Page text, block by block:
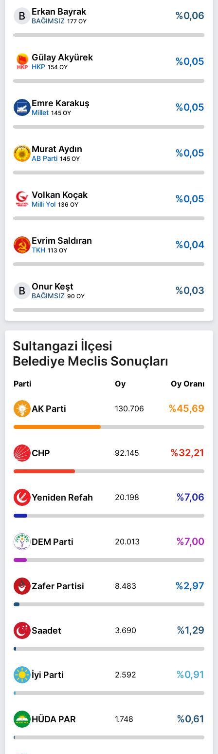
Erkan Bayrak
BAĞIMSIZ 177 OY %0,06
Gülay Akyürek
HKP 154 OY %0,05
Emre Karakuş
Millet 145 OY %0,05
Murat Aydın
AB Parti 145 OY %0,05
Volkan Koçak
Milli Yol 136 OY %0,05
Evrim Saldıran
TKH 113 OY %0,04
Onur Keşt
BAĞIMSIZ 90 OY %0,03
Sultangazi İlçesi
Belediye Meclis Sonuçları
Parti Oy Oy Oranı
AK Parti 130.706 %45,69
CHP 92.145 %32,21
Yeniden Refah 20.198 %7,06
DEM Parti 20.013 %7,00
Zafer Partisi 8.483 %2,97
Saadet 3.690 %1,29
İyi Parti 2.592 %0,91
HÜDA PAR 1.748 %0,61